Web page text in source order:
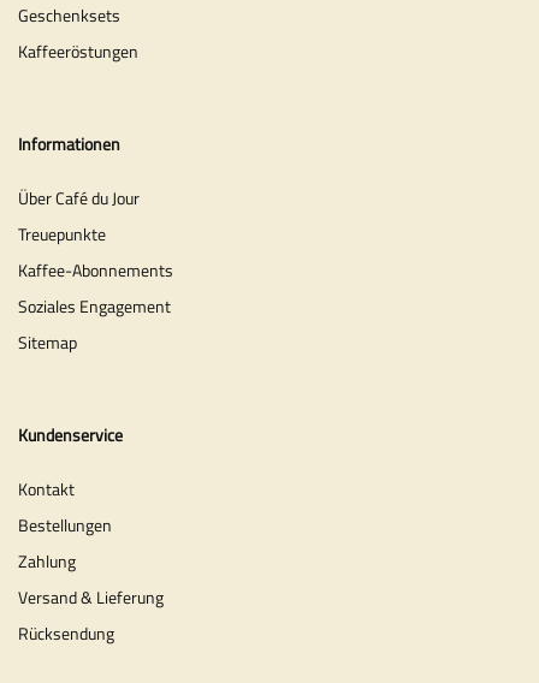
Geschenksets
Kaffeeröstungen
Informationen
Über Café du Jour
Treuepunkte
Kaffee-Abonnements
Soziales Engagement
Sitemap
Kundenservice
Kontakt
Bestellungen
Zahlung
Versand & Lieferung
Rücksendung